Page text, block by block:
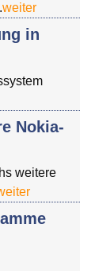
weiter
in
Nokia-
weitere